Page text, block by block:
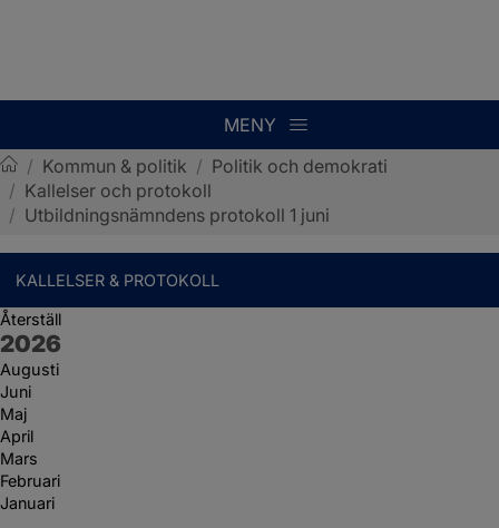
MENY
Sotenäs kommun
/ Kommun & politik / Politik och demokrati
/ Kallelser och protokoll
/ Utbildningsnämndens protokoll 1 juni
KALLELSER & PROTOKOLL
Återställ
År:
2026
Augusti
Juni
Maj
April
Mars
Februari
Januari